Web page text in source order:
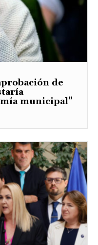
de
municipal”